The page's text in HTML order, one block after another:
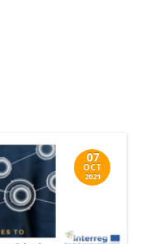
07
OCT
2021